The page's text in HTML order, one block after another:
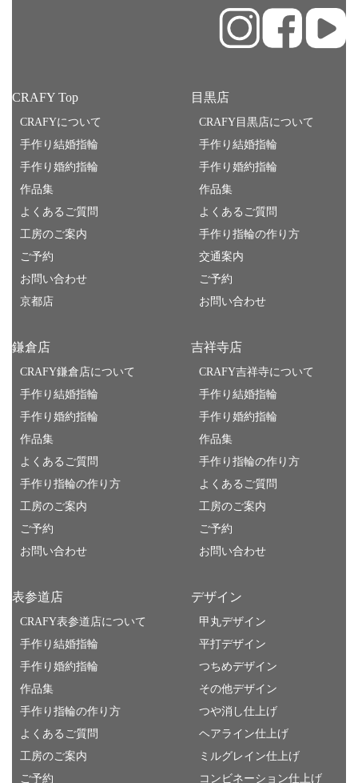
CRAFY Top
CRAFYについて
手作り結婚指輪
手作り婚約指輪
作品集
よくあるご質問
工房のご案内
ご予約
お問い合わせ
京都店
目黒店
CRAFY目黒店について
手作り結婚指輪
手作り婚約指輪
作品集
よくあるご質問
手作り指輪の作り方
交通案内
ご予約
お問い合わせ
鎌倉店
CRAFY鎌倉店について
手作り結婚指輪
手作り婚約指輪
作品集
よくあるご質問
手作り指輪の作り方
工房のご案内
ご予約
お問い合わせ
吉祥寺店
CRAFY吉祥寺について
手作り結婚指輪
手作り婚約指輪
作品集
手作り指輪の作り方
よくあるご質問
工房のご案内
ご予約
お問い合わせ
表参道店
CRAFY表参道店について
手作り結婚指輪
手作り婚約指輪
作品集
手作り指輪の作り方
よくあるご質問
工房のご案内
ご予約
デザイン
甲丸デザイン
平打デザイン
つちめデザイン
その他デザイン
つや消し仕上げ
ヘアライン仕上げ
ミルグレイン仕上げ
コンビネーション仕上げ